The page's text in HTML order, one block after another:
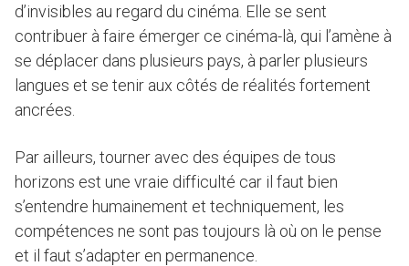
d’invisibles au regard du cinéma. Elle se sent
contribuer à faire émerger ce cinéma-là, qui l’amène à
se déplacer dans plusieurs pays, à parler plusieurs
langues et se tenir aux côtés de réalités fortement
ancrées.
Par ailleurs, tourner avec des équipes de tous
horizons est une vraie difficulté car il faut bien
s’entendre humainement et techniquement, les
compétences ne sont pas toujours là où on le pense
et il faut s’adapter en permanence.